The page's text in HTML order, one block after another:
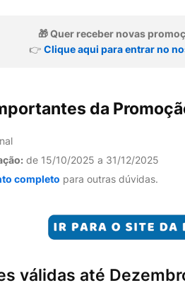
🎁 Quer receber novas
👉 Clique aqui para entrar no
da
de 15/10/2025 a 31/12/2025
completo para outras dúvidas.
válidas até